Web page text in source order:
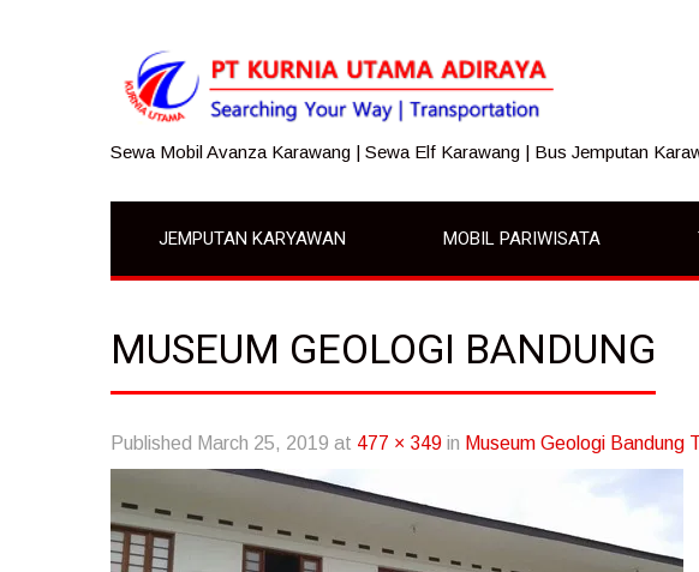
Sewa Mobil Avanza Karawang | Sewa Elf Karawang | Bus Jemputan
JEMPUTAN KARYAWAN MOBIL PARIWISATA
MUSEUM GEOLOGI BANDUNG
Published March 25, 2019 at 477 × 349 in Museum Geologi Bandung